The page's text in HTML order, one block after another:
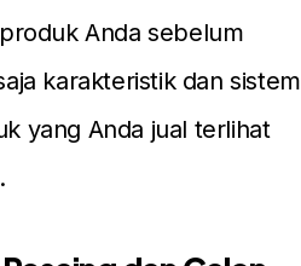
Anda sebelum
karakteristik dan sistem
yang Anda jual terlihat